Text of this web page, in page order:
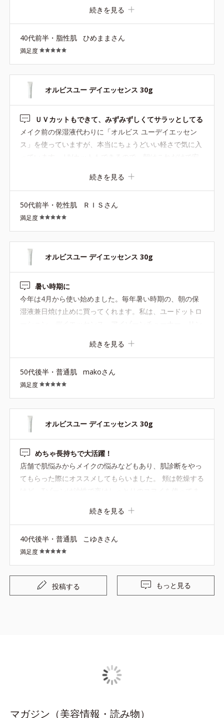
ら乾燥することに気付き…。それはグリチルなんちゃら配
合なので肌荒れにはいいはずなのに...。 私の肌にはやっぱ
り優しく保湿してからの化粧下地って流れが合っていたみ
たいです。 浮気してごめん！戻ってきたよオルビス(笑)
続きを見る
40代前半・脂性肌 ひめままさん
満足度
オルビスユー デイエッセンス 30g
ＵＶカットもできて、みずみずしくてサラッとしてる
メイク前の保湿液代わりに「オルビス ユーデイエッセン
ス」を使っていますが、本当にちょうどいい軽さで気に入
ユーデイエッセンスはみずみずしくてサラッとしているの
で、メイクの邪魔にならず快適です。 使い心地が良すぎ
て、気づけば何本もリピートしています。
続きを見る
50代前半・乾性肌 ＲＩＳさん
満足度
オルビスユー デイエッセンス 30g
暑い時期に
今年は4月から使い始めました。毎年暑い時期の、朝の保
湿液兼日焼け止めに買ってくれます。私は、ユードットロ
ず、乾かず良いです。特に暑い時期に、汗かいててもベト
つかず良いです。これからも使い続けたいです。
続きを見る
50代後半・普通肌 makoさん
満足度
オルビスユー デイエッセンス 30g
めちゃ長持ちで大活躍！
店舗で肌悩みからメイクの悩みなどもあり、肌診断をやっ
てもらった際にオススメしてもらいました。 頬は乾燥する
ていた所、このディエッセンスを勧めてもらいました。 化
粧水→ディエッセンス→日焼け止め(ピンク)→コンシーラ
ー→パウダー が私のずぼらメイクの順番です。 カサつく
事は無くなり重宝してます。 ベタつく事なく、ツヤ感も出
て乾燥しない！また今から２本目買おうと思います(*^^*)
続きを見る
40代後半・普通肌 こゆきさん
満足度
投稿する もっと見る
マガジン（美容情報・読み物）